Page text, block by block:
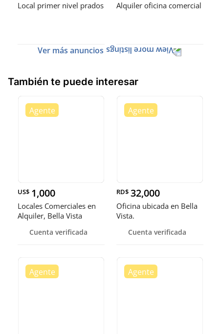
Local primer nivel prados Alquiler oficina comercial
Ver más anuncios
También te puede interesar
US$ 1,000
Locales Comerciales en
Alquiler, Bella Vista
Cuenta verificada
RD$ 32,000
Oficina ubicada en Bella
Vista.
Cuenta verificada